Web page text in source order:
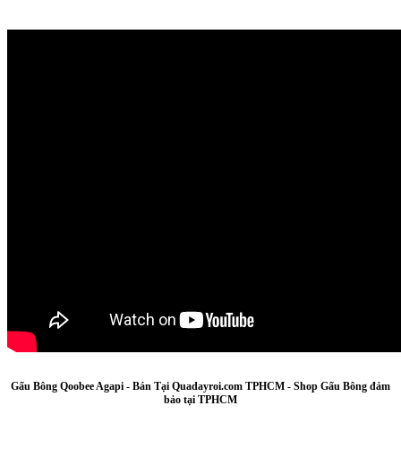
Gấu Bông Qoobee Agapi - Bán Tại Quadayroi.com TPHCM - Shop Gấu Bông đảm
bảo tại TPHCM